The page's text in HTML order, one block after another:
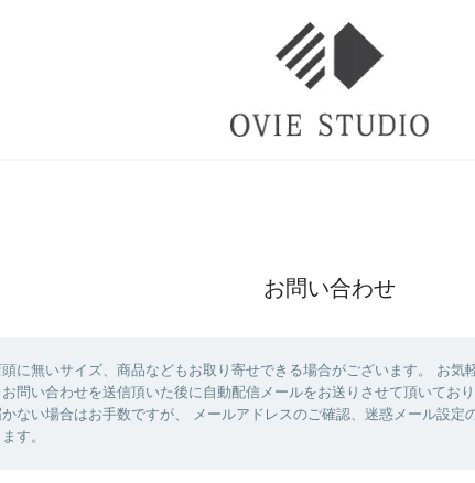
お問い合わせ
頭に無いサイズ、商品などもお取り寄せできる場合がございます。 お気
問い合わせを送信頂いた後に自動配信メールをお送りさせて頂いてお
かない場合はお手数ですが、 メールアドレスのご確認、迷惑メール設定
ます。